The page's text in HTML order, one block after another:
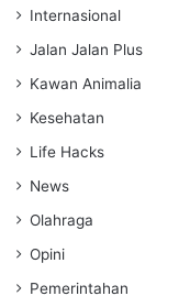
Internasional
Jalan Jalan Plus
Kawan Animalia
Kesehatan
Life Hacks
News
Olahraga
Opini
Pemerintahan